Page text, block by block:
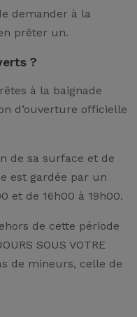
demander à la
prêter un.
?
à la baignade
d’ouverture officielle
de sa surface et de
est gardée par un
et de 16h00 à 19h00.
de cette période
SOUS VOTRE
de mineurs, celle de